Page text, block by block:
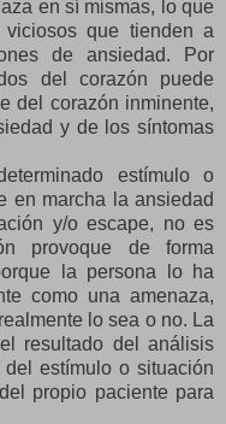
en sí mismas, lo que
que tienden a
de ansiedad. Por
del corazón puede
del corazón inminente,
y de los síntomas
estímulo o
en marcha la ansiedad
y/o escape, no es
provoque de forma
la persona lo ha
como una amenaza,
lo sea o no. La
resultado del análisis
estímulo o situación
propio paciente para